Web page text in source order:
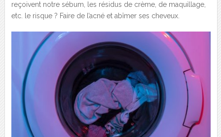
reçoivent notre sébum, les résidus de crème, de maquillage,
etc. le risque ? Faire de l’acné et abîmer ses cheveux.